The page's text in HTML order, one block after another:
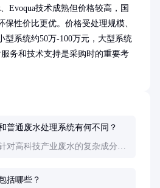
Evoqua技术成熟但价格较高，国
保性价比更优。价格受处理规模、
型系统约50万-100万元，大型系统
务和技术支持是采购时的重要考
普通废水处理系统有何不同？
对高科技产业废水的复杂成分设
括哪些？